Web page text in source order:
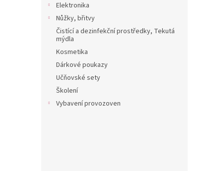
Elektronika
Nůžky, břitvy
Čistící a dezinfekční prostředky, Tekutá
mýdla
Kosmetika
Dárkové poukazy
Učňovské sety
Školení
Vybavení provozoven